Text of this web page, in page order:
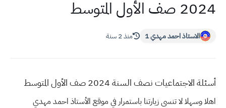
2024 صف الأول المتوسط
الاستاذ احمد مهدي 1 منذ 2 سنة
أسئلة الاجتماعيات نصف السنة 2024 صف الأول المتوسط
اهلا وسهلالا تنسى زيارتنا باستمرار في موقع الأستاذ احمد مهدي